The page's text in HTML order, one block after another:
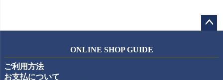
ップ
ONLINE SHOP GUIDE
ご利用方法
お支払について